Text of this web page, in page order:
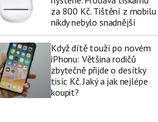
za 800 Kč. Tištění z mobilu
nikdy nebylo snadnější
Když dítě touží po novém
iPhonu: Většina rodičů
zbytečně přijde o desítky
tisíc Kč. Jaký a jak nejlépe
koupit?